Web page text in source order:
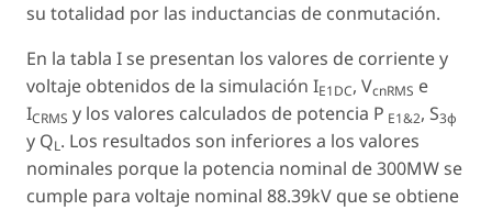
su totalidad por las inductancias de conmutación.
En la tabla I se presentan los valores de corriente y
voltaje obtenidos de la simulación IE1DC, VcnRMS e
ICRMS y los valores calculados de potencia P E1&2, S3φ
y QL. Los resultados son inferiores a los valores
nominales porque la potencia nominal de 300MW se
cumple para voltaje nominal 88.39kV que se obtiene